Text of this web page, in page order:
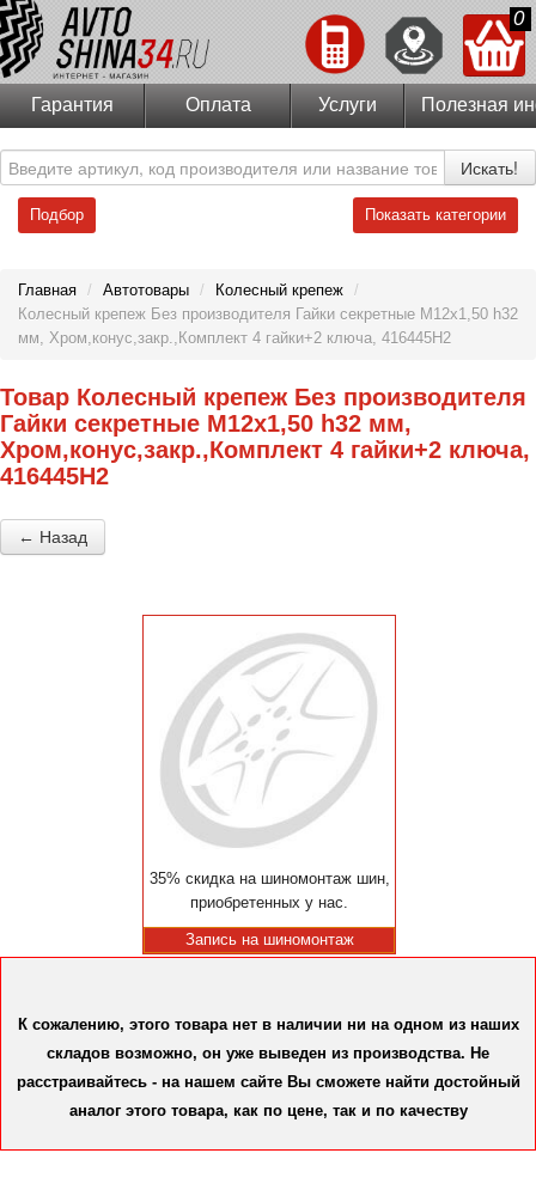
0
Гарантия Оплата Услуги Полезная
Искать!
Подбор Показать категории
Главная / Автотовары / Колесный крепеж /
Колесный крепеж Без производителя Гайки секретные М12х1,50 h32
мм, Хром,конус,закр.,Комплект 4 гайки+2 ключа, 416445Н2
Товар Колесный крепеж Без производителя
Гайки секретные М12х1,50 h32 мм,
Хром,конус,закр.,Комплект 4 гайки+2 ключа,
416445Н2
← Назад
35% скидка на шиномонтаж шин,
приобретенных у нас.
Запись на шиномонтаж
К сожалению, этого товара нет в наличии ни на одном из наших
складов возможно, он уже выведен из производства. Не
расстраивайтесь - на нашем сайте Вы сможете найти достойный
аналог этого товара, как по цене, так и по качеству